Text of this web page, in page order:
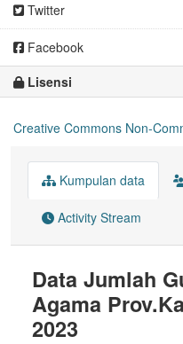
Twitter
Facebook
Lisensi
Creative Commons Non-
Kumpulan data
Activity Stream
Data Jumlah
Agama
2023